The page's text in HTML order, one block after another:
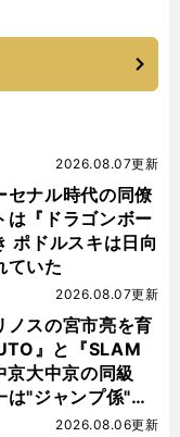
セナル時代の同僚
は『ドラゴンボー
ポドルスキは日向
ていた
2026.08.07更新
ノスの宮市亮を育
』と『SLAM
大中京の同級
は"ジャンプ係"だ
2026.08.07更新
2026.08.06更新